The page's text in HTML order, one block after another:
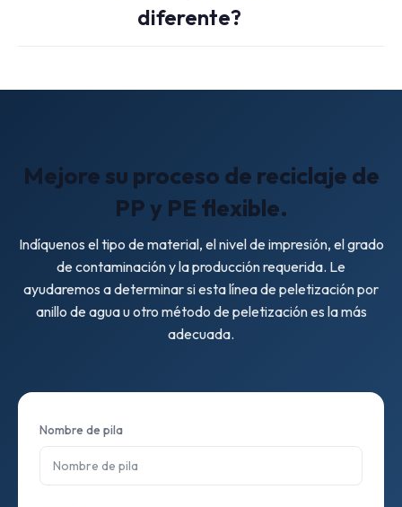
PP/PE que se pueden preparar para obtener una materia
diferente?
Mejore su proceso de reciclaje de
PP y PE flexible.
Indíquenos el tipo de material, el nivel de impresión, el grado
de contaminación y la producción requerida. Le
ayudaremos a determinar si esta línea de peletización por
anillo de agua u otro método de peletización es la más
adecuada.
Nombre de pila